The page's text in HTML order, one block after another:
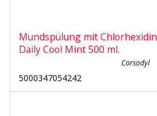
Mundspülung mit Chlorhexidin
Daily Cool Mint 500 ml.
Corsodyl
5000347054242